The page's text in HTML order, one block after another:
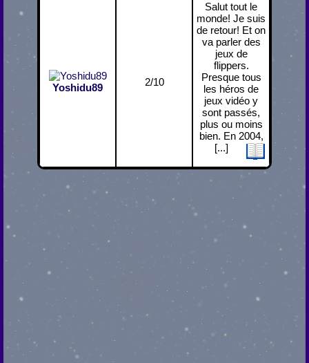
Yoshidu89 2/10
Salut tout le
monde! Je suis
de retour! Et on
va parler des
jeux de
flippers.
Presque tous
les héros de
jeux vidéo y
sont passés,
plus ou moins
bien. En 2004,
[...]